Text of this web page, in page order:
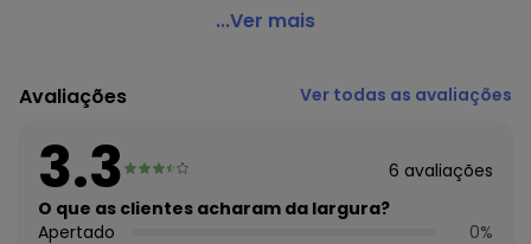
Marguerite - Vestido Floral Orgânico em Jersey
Código do produto: 3740481
Modelagem: Solta
Decote costas: Redondo
Comprimento: Longuete
Material: Malha de Poliéster - Jersey Acetinado
Estação: Ano Inteiro
...Ver mais
Avaliações Ver todas as avaliações
3.3 6 avaliações
O que as clientes acharam da largura?
Apertado
0%